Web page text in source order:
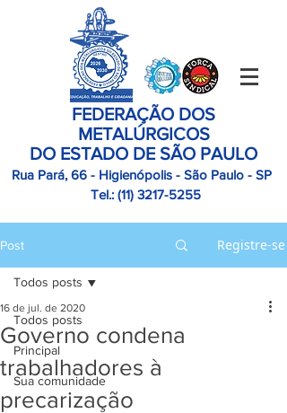
FEDERAÇÃO DOS
METALÚRGICOS
DO ESTADO DE SÃO PAULO
Rua Pará, 66 - Higienópolis - São Paulo - SP
Tel.: (11) 3217-5255
Post Registre-se
Todos posts
Principal
Sua comunidade
Todos posts
Governo condena
trabalhadores à
precarização
16 de jul. de 2020